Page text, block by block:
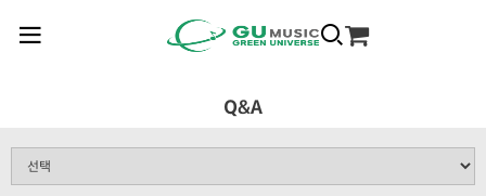
Q&A